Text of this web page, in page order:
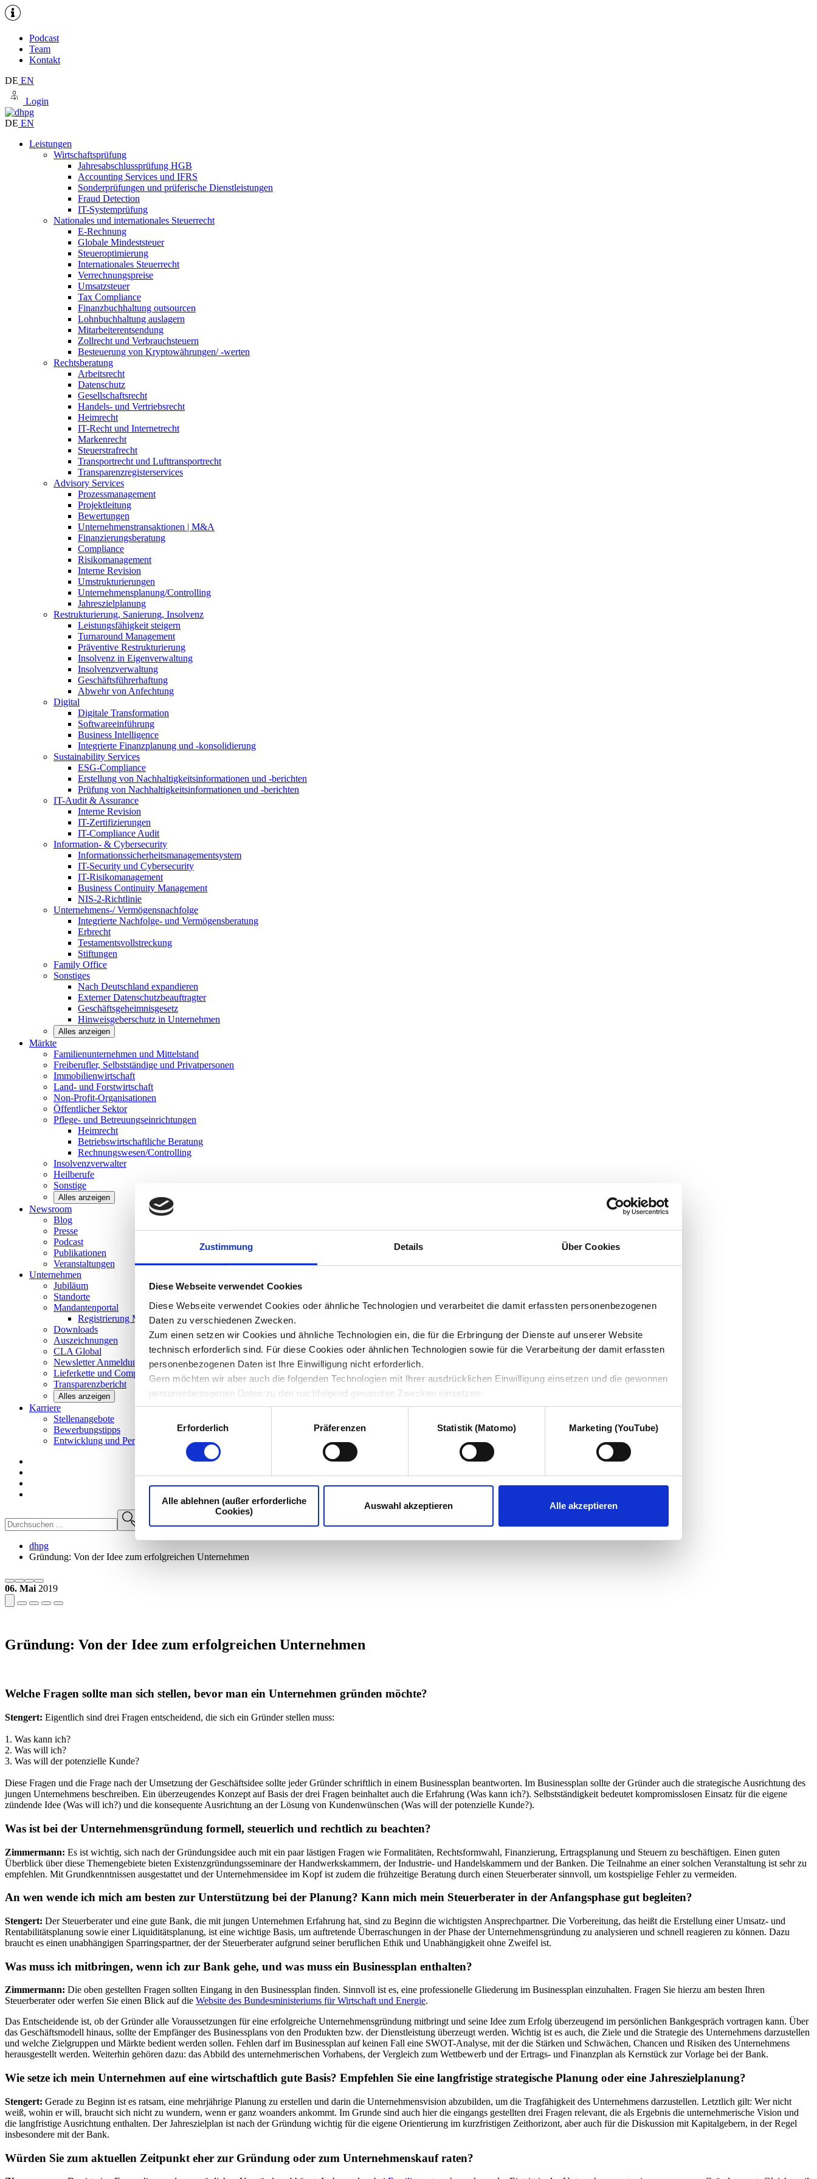
Zustimmung Details Über Cookies
Diese Webseite verwendet Cookies
Diese Webseite verwendet Cookies oder ähnliche Technologien und verarbeitet die damit erfassten personenbezogenen
Daten zu verschiedenen Zwecken.
Zum einen setzen wir Cookies und ähnliche Technologien ein, die für die Erbringung der Dienste auf unserer Website
technisch erforderlich sind. Für diese Cookies oder ähnlichen Technologien sowie für die Verarbeitung der damit erfassten
personenbezogenen Daten ist Ihre Einwilligung nicht erforderlich.
Gern möchten wir aber auch die folgenden Technologien mit Ihrer ausdrücklichen Einwilligung einsetzen und die gewonnen
personenbezogenen Daten zu den nachfolgend genannten Zwecken einsetzen:
Erforderlich
Präferenzen Statistik (Matomo) Marketing (YouTube)
Alle ablehnen (außer erforderliche
Cookies)
Auswahl akzeptieren Alle akzeptieren
Podcast
Team
Kontakt
DE EN
Login
DE EN
Leistungen
Wirtschaftsprüfung
Jahresabschlussprüfung HGB
Accounting Services und IFRS
Sonderprüfungen und prüferische Dienstleistungen
Fraud Detection
IT-Systemprüfung
Nationales und internationales Steuerrecht
E-Rechnung
Globale Mindeststeuer
Steueroptimierung
Internationales Steuerrecht
Verrechnungspreise
Umsatzsteuer
Tax Compliance
Finanzbuchhaltung outsourcen
Lohnbuchhaltung auslagern
Mitarbeiterentsendung
Zollrecht und Verbrauchsteuern
Besteuerung von Kryptowährungen/ -werten
Rechtsberatung
Arbeitsrecht
Datenschutz
Gesellschaftsrecht
Handels- und Vertriebsrecht
Heimrecht
IT-Recht und Internetrecht
Markenrecht
Steuerstrafrecht
Transportrecht und Lufttransportrecht
Transparenzregisterservices
Advisory Services
Prozessmanagement
Projektleitung
Bewertungen
Unternehmenstransaktionen | M&A
Finanzierungsberatung
Compliance
Risikomanagement
Interne Revision
Umstrukturierungen
Unternehmensplanung/Controlling
Jahreszielplanung
Restrukturierung, Sanierung, Insolvenz
Leistungsfähigkeit steigern
Turnaround Management
Präventive Restrukturierung
Insolvenz in Eigenverwaltung
Insolvenzverwaltung
Geschäftsführerhaftung
Abwehr von Anfechtung
Digital
Digitale Transformation
Softwareeinführung
Business Intelligence
Integrierte Finanzplanung und -konsolidierung
Sustainability Services
ESG-Compliance
Erstellung von Nachhaltigkeitsinformationen und -berichten
Prüfung von Nachhaltigkeitsinformationen und -berichten
IT-Audit & Assurance
Interne Revision
IT-Zertifizierungen
IT-Compliance Audit
Information- & Cybersecurity
Informationssicherheitsmanagementsystem
IT-Security und Cybersecurity
IT-Risikomanagement
Business Continuity Management
NIS-2-Richtlinie
Unternehmens-/Vermögensnachfolge
Integrierte Nachfolge- und Vermögensberatung
Erbrecht
Testamentsvollstreckung
Stiftungen
Family Office
Sonstiges
Nach Deutschland expandieren
Externer Datenschutzbeauftragter
Geschäftsgeheimnisgesetz
Hinweisgeberschutz in Unternehmen
Alles anzeigen
Märkte
Familienunternehmen und Mittelstand
Freiberufler, Selbstständige und Privatpersonen
Immobilienwirtschaft
Land- und Forstwirtschaft
Non-Profit-Organisationen
Öffentlicher Sektor
Pflege- und Betreuungseinrichtungen
Heimrecht
Betriebswirtschaftliche Beratung
Rechnungswesen/Controlling
Insolvenzverwalter
Heilberufe
Sonstige
Alles anzeigen
Newsroom
Blog
Presse
Podcast
Publikationen
Veranstaltungen
Unternehmen
Jubiläum
Standorte
Mandantenportal
Registrierung Mandantenportal
Downloads
Auszeichnungen
CLA Global
NewsletterAnmeldung
Lieferkette und Compliance
Transparenzbericht
Alles anzeigen
Karriere
Stellenangebote
Bewerbungstipps
Entwicklung und Perspektiven
dhpg
Gründung: Von der Idee zum erfolgreichen Unternehmen
06. Mai 2019
Gründung: Von der Idee zum erfolgreichen Unternehmen
Welche Fragen sollte man sich stellen, bevor man ein Unternehmen gründen möchte?
Stengert: Eigentlich sind drei Fragen entscheidend, die sich ein Gründer stellen muss:
1. Was kann ich?
2. Was will ich?
3. Was will der potenzielle Kunde?
Diese Fragen und die Frage nach der Umsetzung der Geschäftsidee sollte jeder Gründer schriftlich in einem Businessplan beantworten. Im Businessplan sollte der Gründer auch die strategische Ausrichtung des
jungen Unternehmens beschreiben. Ein überzeugendes Konzept auf Basis der drei Fragen beinhaltet auch die Erfahrung (Was kann ich?). Selbstständigkeit bedeutet kompromisslosen Einsatz für die eigene
zündende Idee (Was will ich?) und die konsequente Ausrichtung an der Lösung von Kundenwünschen (Was will der potenzielle Kunde?).
Was ist bei der Unternehmensgründung formell, steuerlich und rechtlich zu beachten?
Zimmermann: Es ist wichtig, sich nach der Gründungsidee auch mit ein paar lästigen Fragen wie Formalitäten, Rechtsformwahl, Finanzierung, Ertragsplanung und Steuern zu beschäftigen. Einen guten
Überblick über diese Themengebiete bieten Existenzgründungsseminare der Handwerkskammern, der Industrie- und Handelskammern und der Banken. Die Teilnahme an einer solchen Veranstaltung ist sehr zu
empfehlen. Mit Grundkenntnissen ausgestattet und der Unternehmensidee im Kopf ist zudem die frühzeitige Beratung durch einen Steuerberater sinnvoll, um kostspielige Fehler zu vermeiden.
An wen wende ich mich am besten zur Unterstützung bei der Planung? Kann mich mein Steuerberater in der Anfangsphase gut begleiten?
Stengert: Der Steuerberater und eine gute Bank, die mit jungen Unternehmen Erfahrung hat, sind zu Beginn die wichtigsten Ansprechpartner. Die Vorbereitung, das heißt die Erstellung einer Umsatz- und
Rentabilitätsplanung sowie einer Liquiditätsplanung, ist eine wichtige Basis, um auftretende Überraschungen in der Phase der Unternehmensgründung zu analysieren und schnell reagieren zu können. Dazu
braucht es einen unabhängigen Sparringspartner, der der Steuerberater aufgrund seiner beruflichen Ethik und Unabhängigkeit ohne Zweifel ist.
Was muss ich mitbringen, wenn ich zur Bank gehe, und was muss ein Businessplan enthalten?
Zimmermann: Die oben gestellten Fragen sollten Eingang in den Businessplan finden. Sinnvoll ist es, eine professionelle Gliederung im Businessplan einzuhalten. Fragen Sie hierzu am besten Ihren
Steuerberater oder werfen Sie einen Blick auf die Website des Bundesministeriums für Wirtschaft und Energie.
Das Entscheidende ist, ob der Gründer alle Voraussetzungen für eine erfolgreiche Unternehmensgründung mitbringt und seine Idee zum Erfolg überzeugend im persönlichen Bankgespräch vortragen kann. Über
das Geschäftsmodell hinaus, sollte der Empfänger des Businessplans von den Produkten bzw. der Dienstleistung überzeugt werden. Wichtig ist es auch, die Ziele und die Strategie des Unternehmens darzustellen
und welche Zielgruppen und Märkte bedient werden sollen. Fehlen darf im Businessplan auf keinen Fall eine SWOT-Analyse, mit der die Stärken und Schwächen, Chancen und Risiken des Unternehmens
herausgestellt werden. Weiterhin gehören dazu: das Abbild des unternehmerischen Vorhabens, der Vergleich zum Wettbewerb und der Ertrags- und Finanzplan als Kernstück zur Vorlage bei der Bank.
Wie setze ich mein Unternehmen auf eine wirtschaftlich gute Basis? Empfehlen Sie eine langfristige strategische Planung oder eine Jahreszielplanung?
Stengert: Gerade zu Beginn ist es ratsam, eine mehrjährige Planung zu erstellen und darin die Unternehmensvision abzubilden, um die Tragfähigkeit des Unternehmens darzustellen. Letztlich gilt: Wer nicht
weiß, wohin er will, braucht sich nicht zu wundern, wenn er ganz woanders ankommt. Im Grunde sind auch hier die eingangs gestellten drei Fragen relevant, die als Ergebnis die unternehmerische Vision und
die langfristige Ausrichtung enthalten. Der Jahreszielplan ist nach der Gründung wichtig für die eigene Orientierung im kurzfristigen Zeithorizont, aber auch für die Diskussion mit Kapitalgebern, in der Regel
insbesondere mit der Bank.
Würden Sie zum aktuellen Zeitpunkt eher zur Gründung oder zum Unternehmenskauf raten?